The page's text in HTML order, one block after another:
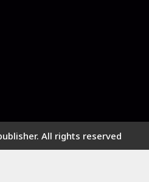
All rights reserved